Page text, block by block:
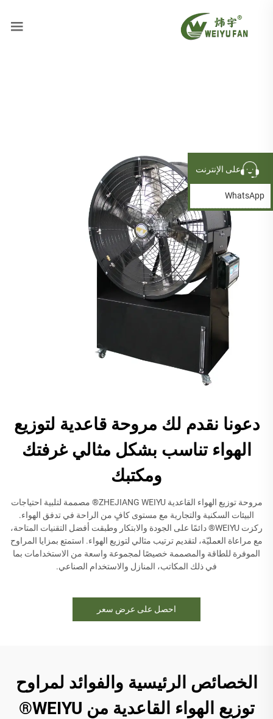
دعونا نقدم لك مروحة قاعدية لتوزيع
الهواء تناسب بشكل مثالي غرفتك
ومكتبك
مروحة توزيع الهواء القاعدية ZHEJIANG WEIYU® مصممة لتلبية احتياجات
البيئات السكنية والتجارية مع مستوى كافٍ من الراحة في تدفق الهواء.
ركزت WEIYU® دائمًا على الجودة والابتكار وطبقت أفضل التقنيات المتاحة،
مع مراعاة العمليّة، لتقديم ترتيب مثالي لتوزيع الهواء. استمتع بمزايا المراوح
الموفرة للطاقة والمصممة خصيصًا لمجموعة واسعة من الاستخدامات بما
في ذلك المكاتب، المنازل والاستخدام الصناعي.
احصل على عرض سعر
الخصائص الرئيسية والفوائد لمراوح
توزيع الهواء القاعدية من WEIYU®
على الإنترنت
WhatsApp